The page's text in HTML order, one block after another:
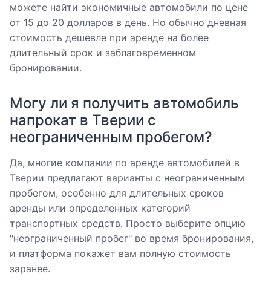
можете найти экономичные автомобили по цене
от 15 до 20 долларов в день. Но обычно дневная
стоимость дешевле при аренде на более
длительный срок и заблаговременном
бронировании.
Могу ли я получить автомобиль
напрокат в Тверии с
неограниченным пробегом?
Да, многие компании по аренде автомобилей в
Тверии предлагают варианты с неограниченным
пробегом, особенно для длительных сроков
аренды или определенных категорий
транспортных средств. Просто выберите опцию
"неограниченный пробег" во время бронирования,
и платформа покажет вам полную стоимость
заранее.